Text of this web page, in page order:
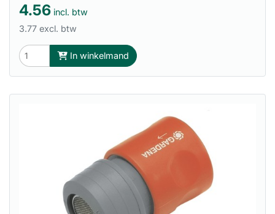
4.56 incl. btw
3.77 excl. btw
In winkelmand